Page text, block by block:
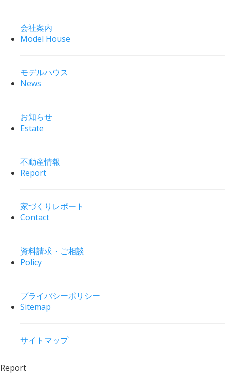
会社案内
Model House
モデルハウス
News
お知らせ
Estate
不動産情報
Report
家づくりレポート
Contact
資料請求・ご相談
Policy
プライバシーポリシー
Sitemap
サイトマップ
Report